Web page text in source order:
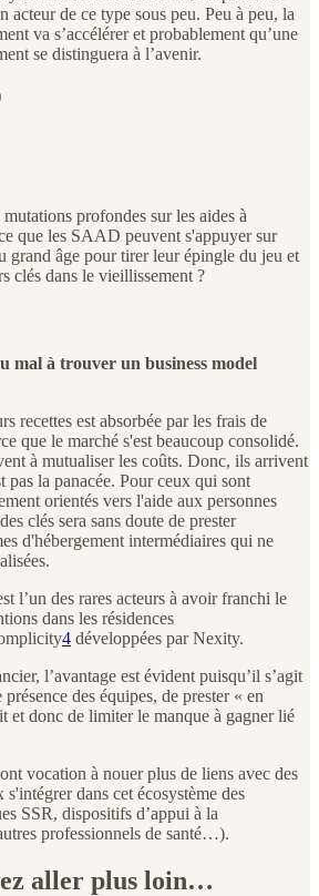
acteur de ce type sous peu. Peu à peu, la
va s’accélérer et probablement qu’une
se distinguera à l’avenir.
profondes sur les aides à
que les SAAD peuvent s'appuyer sur
grand âge pour tirer leur épingle du jeu et
clés dans le vieillissement ?
mal à trouver un business model
recettes est absorbée par les frais de
que le marché s'est beaucoup consolidé.
à mutualiser les coûts. Donc, ils arrivent
pas la panacée. Pour ceux qui sont
orientés vers l'aide aux personnes
clés sera sans doute de prester
d'hébergement intermédiaires qui ne
l’un des rares acteurs à avoir franchi le
dans les résidences
4 développées par Nexity.
l’avantage est évident puisqu’il s’agit
des équipes, de prester « en
et donc de limiter le manque à gagner lié
vocation à nouer plus de liens avec des
dans cet écosystème des
SSR, dispositifs d’appui à la
professionnels de santé…).
aller plus loin…